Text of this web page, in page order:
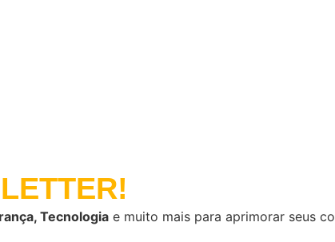
Tecnologia e muito mais para aprimorar seus